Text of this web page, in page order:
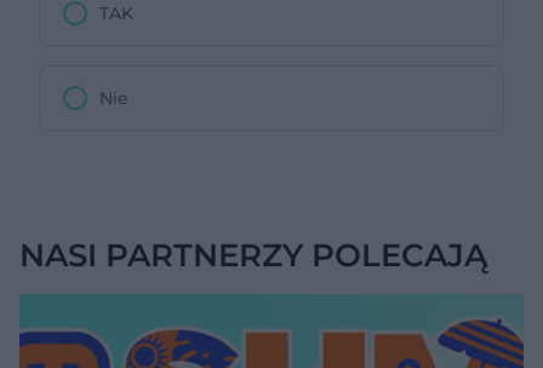
TAK
Nie
NASI PARTNERZY POLECAJĄ